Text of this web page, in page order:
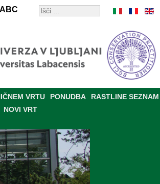
ABC
VRTU PONUDBA RASTLINE SEZNAM
NOVI VRT